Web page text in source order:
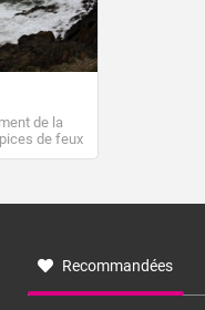
de la
de feux
Quelles sont
à la
Recommandées